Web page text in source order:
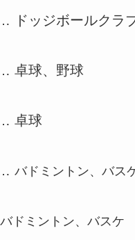
ドッジボールクラ
卓球、野球
卓球
バドミントン、バス
バドミントン、バスケ